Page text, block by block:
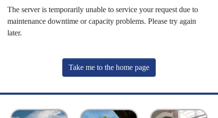
The server is temporarily unable to service your request due to
maintenance downtime or capacity problems. Please try again
later.
Take me to the home page